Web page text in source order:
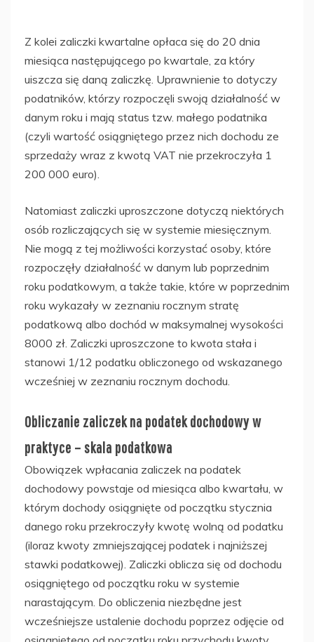
Z kolei zaliczki kwartalne opłaca się do 20 dnia
miesiąca następującego po kwartale, za który
uiszcza się daną zaliczkę. Uprawnienie to dotyczy
podatników, którzy rozpoczęli swoją działalność w
danym roku i mają status tzw. małego podatnika
(czyli wartość osiągniętego przez nich dochodu ze
sprzedaży wraz z kwotą VAT nie przekroczyła 1
200 000 euro).
Natomiast zaliczki uproszczone dotyczą niektórych
osób rozliczających się w systemie miesięcznym.
Nie mogą z tej możliwości korzystać osoby, które
rozpoczęły działalność w danym lub poprzednim
roku podatkowym, a także takie, które w poprzednim
roku wykazały w zeznaniu rocznym stratę
podatkową albo dochód w maksymalnej wysokości
8000 zł. Zaliczki uproszczone to kwota stała i
stanowi 1/12 podatku obliczonego od wskazanego
wcześniej w zeznaniu rocznym dochodu.
Obliczanie zaliczek na podatek dochodowy w
praktyce – skala podatkowa
Obowiązek wpłacania zaliczek na podatek
dochodowy powstaje od miesiąca albo kwartału, w
którym dochody osiągnięte od początku stycznia
danego roku przekroczyły kwotę wolną od podatku
(iloraz kwoty zmniejszającej podatek i najniższej
stawki podatkowej). Zaliczki oblicza się od dochodu
osiągniętego od początku roku w systemie
narastającym. Do obliczenia niezbędne jest
wcześniejsze ustalenie dochodu poprzez odjęcie od